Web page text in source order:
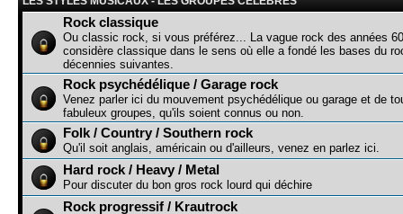
Rock classique
Ou classic rock, si vous préférez... La vague rock des années
considère classique dans le sens où elle a fondé les bases du
décennies suivantes.
Rock psychédélique / Garage rock
Venez parler ici du mouvement psychédélique ou garage et de
fabuleux groupes, qu'ils soient connus ou non.
Folk / Country / Southern rock
Qu'il soit anglais, américain ou d'ailleurs, venez en parlez ici.
Hard rock / Heavy / Metal
Pour discuter du bon gros rock lourd qui déchire
Rock progressif / Krautrock